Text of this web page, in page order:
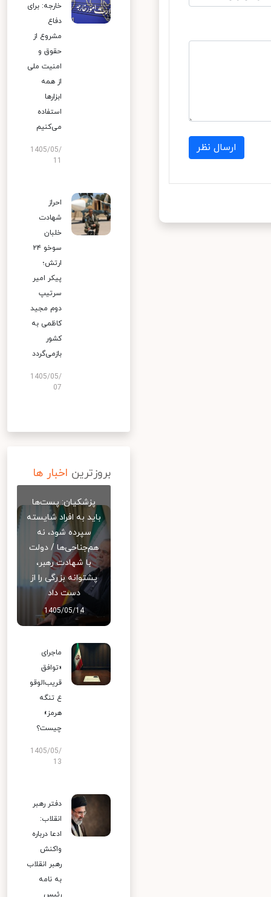
ارسال نظر
خارجه: برای
دفاع
مشروع از
حقوق و
امنیت ملی
از همه
ابزارها
استفاده
می‌کنیم
1405/05/
احراز
شهادت
خلبان
سوخو ۲۴
ارتش؛
پیکر امیر
سرتیپ
دوم مجید
کاظمی به
کشور
بازمی‌گردد
1405/05/
07
بروزترین اخبار ها
پزشکیان: پست‌ها
باید به افراد شایسته
سپرده شود، نه
هم‌جناحی‌ها / دولت
با شهادت رهبر،
پشتوانه بزرگی را از
دست داد
1405/05/14
ماجرای
«توافق
قریب‌الوقو
ع تنگه
هرمز»
چیست؟
1405/05/
13
دفتر رهبر
انقلاب:
ادعا درباره
واکنش
رهبر انقلاب
به نامه
رئیس